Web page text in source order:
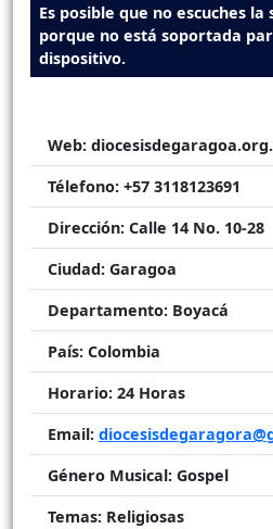
Es posible que no escuches
porque no está soportada
dispositivo.
Web:
Télefono: +57 3118123691
Dirección: Calle 14 No. 10-28
Ciudad: Garagoa
Departamento: Boyacá
País: Colombia
Horario: 24 Horas
Email:
Género Musical: Gospel
Temas: Religiosas